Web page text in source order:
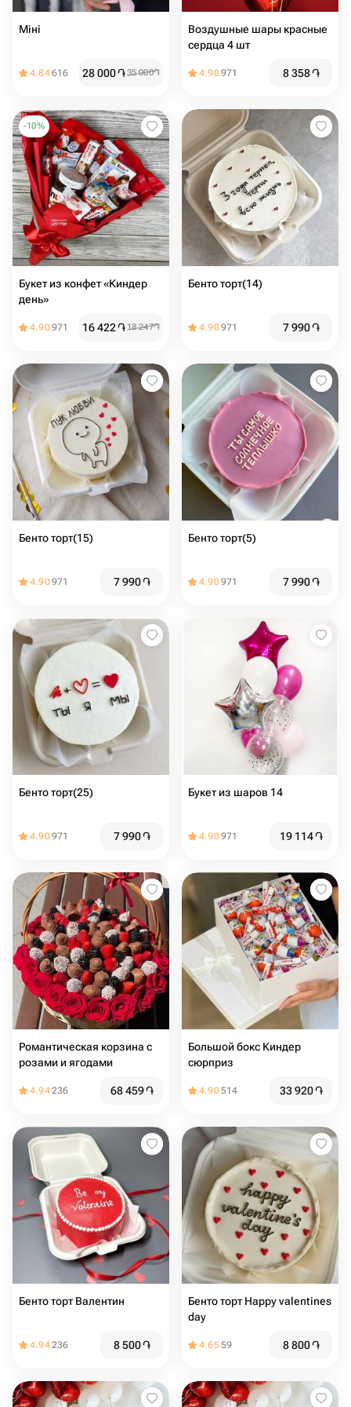
Міні
4.84616 28 000֏35 000֏
Воздушные шары красные
сердца 4 шт
4.90971 8 358֏
-10%
Букет из конфет «Киндер
день»
4.90971 16 422֏18 247֏
Бенто торт(14)
4.90971 7 990֏
Бенто торт(15)
4.90971 7 990֏
Бенто торт(5)
4.90971 7 990֏
Бенто торт(25)
4.90971 7 990֏
Букет из шаров 14
4.90971 19 114֏
Романтическая корзина с
розами и ягодами
4.94236 68 459֏
Большой бокс Киндер
сюрприз
4.90514 33 920֏
Бенто торт Валентин
4.94236 8 500֏
Бенто торт Happy valentines
day
4.6559 8 800֏